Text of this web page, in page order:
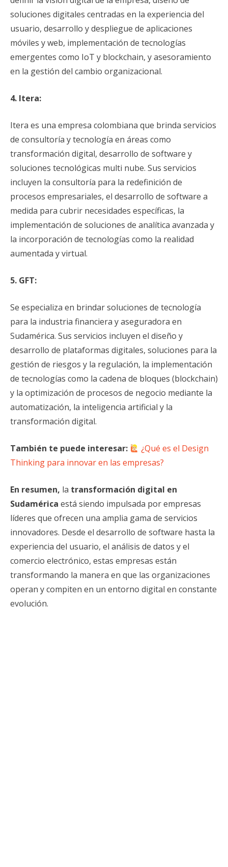
soluciones digitales centradas en la experiencia del
usuario, desarrollo y despliegue de aplicaciones
móviles y web, implementación de tecnologías
emergentes como IoT y blockchain, y asesoramiento
en la gestión del cambio organizacional.
4. Itera:
Itera es una empresa colombiana que brinda servicios
de consultoría y tecnología en áreas como
transformación digital, desarrollo de software y
soluciones tecnológicas multi nube. Sus servicios
incluyen la consultoría para la redefinición de
procesos empresariales, el desarrollo de software a
medida para cubrir necesidades específicas, la
implementación de soluciones de analítica avanzada y
la incorporación de tecnologías como la realidad
aumentada y virtual.
5. GFT:
Se especializa en brindar soluciones de tecnología
para la industria financiera y aseguradora en
Sudamérica. Sus servicios incluyen el diseño y
desarrollo de plataformas digitales, soluciones para la
gestión de riesgos y la regulación, la implementación
de tecnologías como la cadena de bloques (blockchain)
y la optimización de procesos de negocio mediante la
automatización, la inteligencia artificial y la
transformación digital.
También te puede interesar:
¿Qué es el Design
Thinking para innovar en las empresas?
En resumen, la transformación digital en
Sudamérica está siendo impulsada por empresas
líderes que ofrecen una amplia gama de servicios
innovadores. Desde el desarrollo de software hasta la
experiencia del usuario, el análisis de datos y el
comercio electrónico, estas empresas están
transformando la manera en que las organizaciones
operan y compiten en un entorno digital en constante
evolución.